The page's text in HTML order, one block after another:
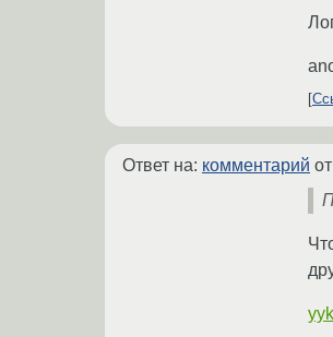
Ответ на: комментарий
yyk